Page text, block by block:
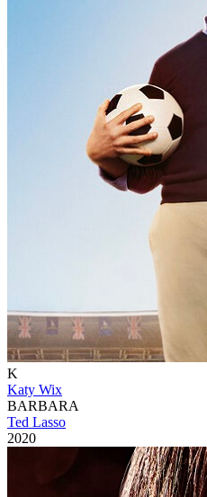
K
Katy Wix
BARBARA
Ted Lasso
2020